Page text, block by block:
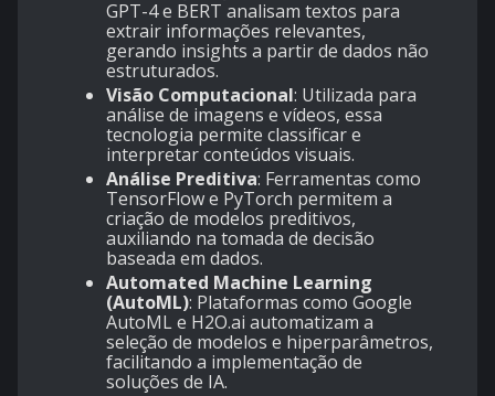
GPT-4 e BERT analisam textos para
extrair informações relevantes,
gerando insights a partir de dados não
estruturados.
Visão Computacional: Utilizada para
análise de imagens e vídeos, essa
tecnologia permite classificar e
interpretar conteúdos visuais.
Análise Preditiva: Ferramentas como
TensorFlow e PyTorch permitem a
criação de modelos preditivos,
auxiliando na tomada de decisão
baseada em dados.
Automated Machine Learning
(AutoML): Plataformas como Google
AutoML e H2O.ai automatizam a
seleção de modelos e hiperparâmetros,
facilitando a implementação de
soluções de IA.